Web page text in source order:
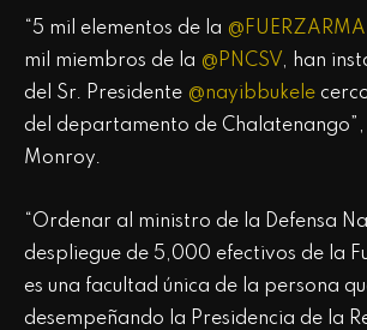
“5 mil elementos de la
mil miembros de la @PNCSV, han
del Sr. Presidente @nayibbukele
del departamento de
Monroy.
“Ordenar al ministro de la Defensa
despliegue de 5,000 efectivos de la
es una facultad única de la persona
desempeñando la Presidencia de la